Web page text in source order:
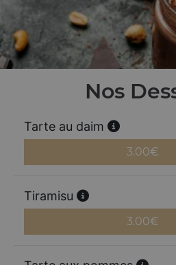
Nos
Tarte au daim
3.00€
Tiramisu
3.00€